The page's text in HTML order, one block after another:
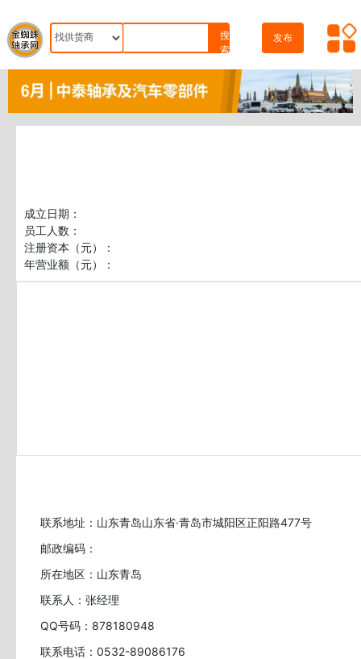
搜
索
发布
成立日期：
员工人数：
注册资本（元）：
联系地址：山东青岛山东省·青岛市城阳区正阳路477号
邮政编码：
所在地区：山东青岛
联系人：张经理
QQ号码：878180948
联系电话：0532-89086176